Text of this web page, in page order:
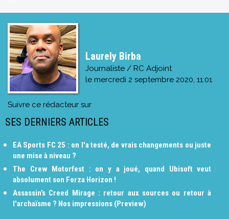
Laurely Birba
Journaliste / RC Adjoint
le mercredi 2 septembre 2020, 11:01
Suivre ce rédacteur sur
SES DERNIERS ARTICLES
EA Sports FC 25 : on l'a testé, de vrais changements ou juste
une mise à niveau ?
The Crew Motorfest : on y a joué, quand Ubisoft veut
absolument son Forza Horizon !
Assassin’s Creed Mirage : retour aux sources ou retour à
l'archaïsme ? Nos impressions (Preview)